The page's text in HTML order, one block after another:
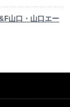
山口・山口エー